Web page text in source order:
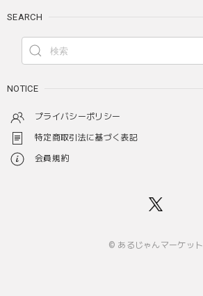
SEARCH
NOTICE
プライバシーポリシー
特定商取引法に基づく表記
会員規約
© あるじゃんマーケット